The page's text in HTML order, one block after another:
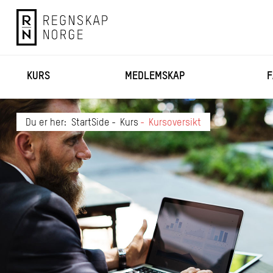
KURS MEDLEMSKAP
Du er her: StartSide Kurs Kursoversikt